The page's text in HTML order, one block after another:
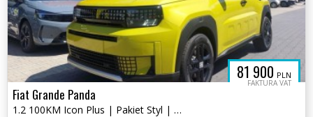
81 900 PLN
FAKTURA VAT
Fiat Grande Panda
1.2 100KM Icon Plus | Pakiet Styl | Żółty Limone | Salon RIA